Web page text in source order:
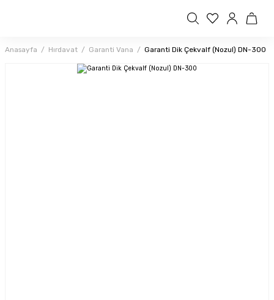
Anasayfa Hırdavat Garanti Vana Garanti Dik Çekvalf (Nozul) DN-300